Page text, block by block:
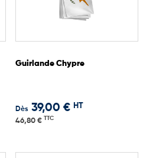
Guirlande Chypre
Dès 39,00 € HT
46,80 € TTC